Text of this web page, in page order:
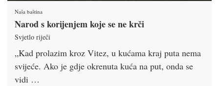
Naša baština
Narod s korijenjem koje se ne krči
Svjetlo riječi
„Kad prolazim kroz Vitez, u kućama kraj puta nema
svijeće. Ako je gdje okrenuta kuća na put, onda se
vidi …